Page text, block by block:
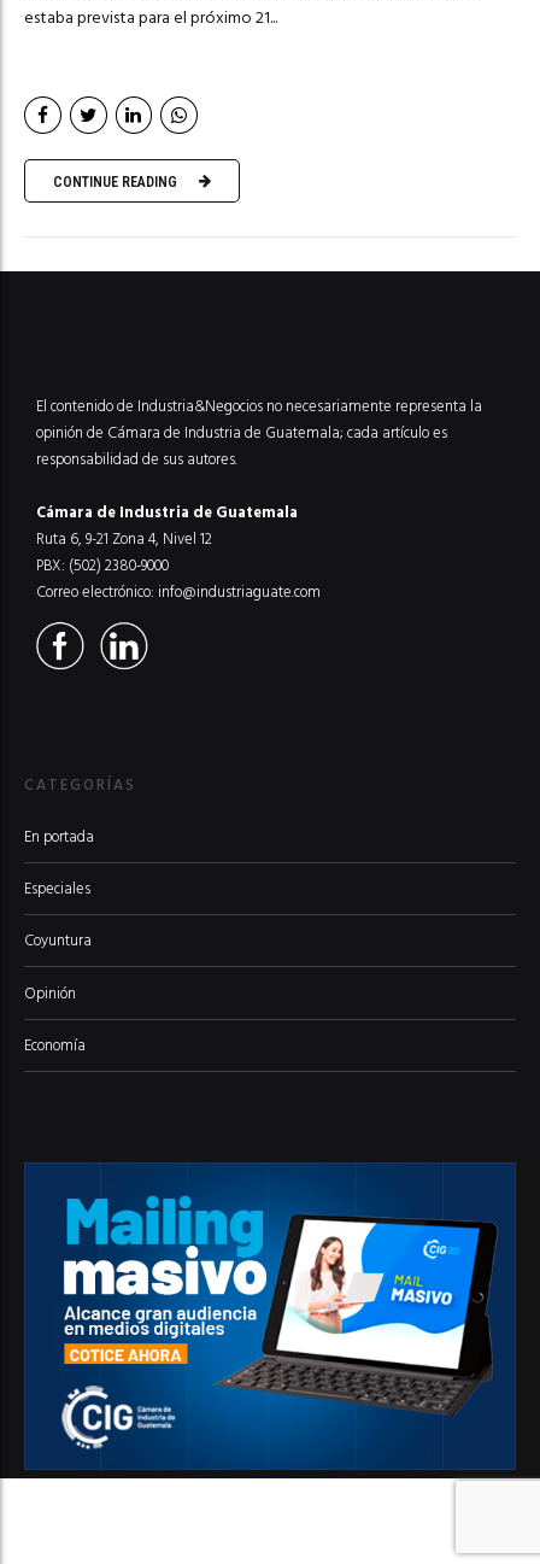
estaba prevista para el próximo 21...
CONTINUE READING
El contenido de Industria&Negocios no necesariamente representa la
opinión de Cámara de Industria de Guatemala; cada artículo es
responsabilidad de sus autores.
Cámara de Industria de Guatemala
Ruta 6, 9-21 Zona 4, Nivel 12
PBX: (502) 2380-9000
Correo electrónico: info@industriaguate.com
CATEGORÍAS
En portada
Especiales
Coyuntura
Opinión
Economía